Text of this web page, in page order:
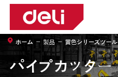
パイプカッター
ホーム 製品 黄色シリーズツール